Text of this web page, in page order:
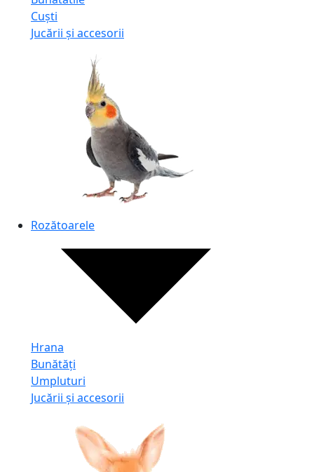
Cuști
Jucării și accesorii
Rozătoarele
Hrana
Bunătăți
Umpluturi
Jucării și accesorii